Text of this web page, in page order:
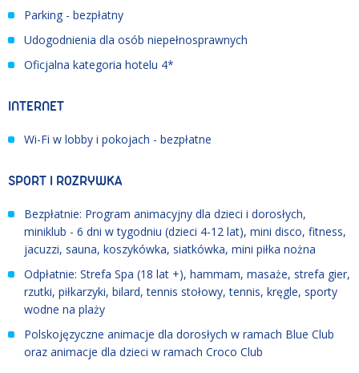
Parking - bezpłatny
Udogodnienia dla osób niepełnosprawnych
Oficjalna kategoria hotelu 4*
INTERNET
Wi-Fi w lobby i pokojach - bezpłatne
SPORT I ROZRYWKA
Bezpłatnie: Program animacyjny dla dzieci i dorosłych,
miniklub - 6 dni w tygodniu (dzieci 4-12 lat), mini disco, fitness,
jacuzzi, sauna, koszykówka, siatkówka, mini piłka nożna
Odpłatnie: Strefa Spa (18 lat +), hammam, masaże, strefa gier,
rzutki, piłkarzyki, bilard, tennis stołowy, tennis, kręgle, sporty
wodne na plaży
Polskojęzyczne animacje dla dorosłych w ramach Blue Club
oraz animacje dla dzieci w ramach Croco Club